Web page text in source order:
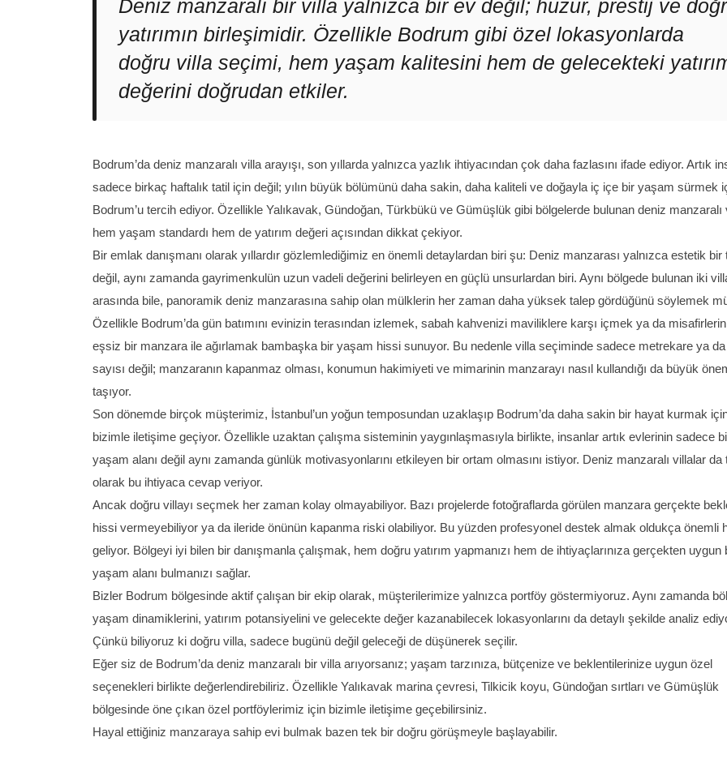
Deniz manzaralı bir villa yalnızca bir ev değil; huzur, prestij ve
yatırımın birleşimidir. Özellikle Bodrum gibi özel lokasyonlarda
doğru villa seçimi, hem yaşam kalitesini hem de gelecekteki
değerini doğrudan etkiler.
Bodrum’da deniz manzaralı villa arayışı, son yıllarda yalnızca yazlık ihtiyacından çok daha fazlasını ifade ediyor. Artık
sadece birkaç haftalık tatil için değil; yılın büyük bölümünü daha sakin, daha kaliteli ve doğayla iç içe bir yaşam sürmek
Bodrum’u tercih ediyor. Özellikle Yalıkavak, Gündoğan, Türkbükü ve Gümüşlük gibi bölgelerde bulunan deniz manzaralı
hem yaşam standardı hem de yatırım değeri açısından dikkat çekiyor.
Bir emlak danışmanı olarak yıllardır gözlemlediğimiz en önemli detaylardan biri şu: Deniz manzarası yalnızca estetik bir
değil, aynı zamanda gayrimenkulün uzun vadeli değerini belirleyen en güçlü unsurlardan biri. Aynı bölgede bulunan iki
arasında bile, panoramik deniz manzarasına sahip olan mülklerin her zaman daha yüksek talep gördüğünü söylemek
Özellikle Bodrum’da gün batımını evinizin terasından izlemek, sabah kahvenizi maviliklere karşı içmek ya da
eşsiz bir manzara ile ağırlamak bambaşka bir yaşam hissi sunuyor. Bu nedenle villa seçiminde sadece metrekare ya
sayısı değil; manzaranın kapanmaz olması, konumun hakimiyeti ve mimarinin manzarayı nasıl kullandığı da büyük
taşıyor.
Son dönemde birçok müşterimiz, İstanbul’un yoğun temposundan uzaklaşıp Bodrum’da daha sakin bir hayat kurmak
bizimle iletişime geçiyor. Özellikle uzaktan çalışma sisteminin yaygınlaşmasıyla birlikte, insanlar artık evlerinin sadece
yaşam alanı değil aynı zamanda günlük motivasyonlarını etkileyen bir ortam olmasını istiyor. Deniz manzaralı villalar da
olarak bu ihtiyaca cevap veriyor.
Ancak doğru villayı seçmek her zaman kolay olmayabiliyor. Bazı projelerde fotoğraflarda görülen manzara gerçekte
hissi vermeyebiliyor ya da ileride önünün kapanma riski olabiliyor. Bu yüzden profesyonel destek almak oldukça önemli
geliyor. Bölgeyi iyi bilen bir danışmanla çalışmak, hem doğru yatırım yapmanızı hem de ihtiyaçlarınıza gerçekten uygun
yaşam alanı bulmanızı sağlar.
Bizler Bodrum bölgesinde aktif çalışan bir ekip olarak, müşterilerimize yalnızca portföy göstermiyoruz. Aynı zamanda
yaşam dinamiklerini, yatırım potansiyelini ve gelecekte değer kazanabilecek lokasyonlarını da detaylı şekilde analiz
Çünkü biliyoruz ki doğru villa, sadece bugünü değil geleceği de düşünerek seçilir.
Eğer siz de Bodrum’da deniz manzaralı bir villa arıyorsanız; yaşam tarzınıza, bütçenize ve beklentilerinize uygun özel
seçenekleri birlikte değerlendirebiliriz. Özellikle Yalıkavak marina çevresi, Tilkicik koyu, Gündoğan sırtları ve Gümüşlük
bölgesinde öne çıkan özel portföylerimiz için bizimle iletişime geçebilirsiniz.
Hayal ettiğiniz manzaraya sahip evi bulmak bazen tek bir doğru görüşmeyle başlayabilir.